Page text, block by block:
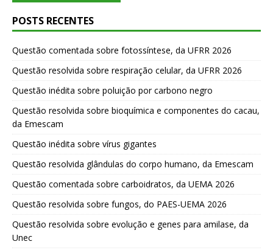
POSTS RECENTES
Questão comentada sobre fotossíntese, da UFRR 2026
Questão resolvida sobre respiração celular, da UFRR 2026
Questão inédita sobre poluição por carbono negro
Questão resolvida sobre bioquímica e componentes do cacau,
da Emescam
Questão inédita sobre vírus gigantes
Questão resolvida glândulas do corpo humano, da Emescam
Questão comentada sobre carboidratos, da UEMA 2026
Questão resolvida sobre fungos, do PAES-UEMA 2026
Questão resolvida sobre evolução e genes para amilase, da
Unec